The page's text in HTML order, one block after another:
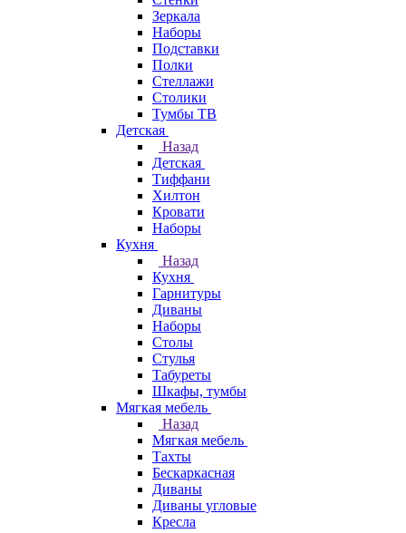
Зеркала
Наборы
Подставки
Полки
Стеллажи
Столики
Тумбы ТВ
Детская
Назад
Детская
Тиффани
Хилтон
Кровати
Наборы
Кухня
Назад
Кухня
Гарнитуры
Диваны
Наборы
Столы
Стулья
Табуреты
Шкафы, тумбы
Мягкая мебель
Назад
Мягкая мебель
Тахты
Бескаркасная
Диваны
Диваны угловые
Кресла